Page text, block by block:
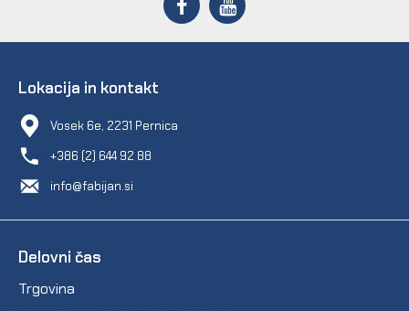
Lokacija in kontakt
Vosek 6e, 2231 Pernica
+386 (2) 644 92 88
info@fabijan.si
Delovni čas
Trgovina